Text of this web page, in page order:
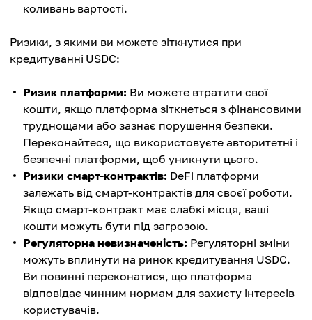
коливань вартості.
Ризики, з якими ви можете зіткнутися при
кредитуванні USDC:
Ризик платформи: Ви можете втратити свої
кошти, якщо платформа зіткнеться з фінансовими
труднощами або зазнає порушення безпеки.
Переконайтеся, що використовуєте авторитетні і
безпечні платформи, щоб уникнути цього.
Ризики смарт-контрактів: DeFi платформи
залежать від смарт-контрактів для своєї роботи.
Якщо смарт-контракт має слабкі місця, ваші
кошти можуть бути під загрозою.
Регуляторна невизначеність: Регуляторні зміни
можуть вплинути на ринок кредитування USDC.
Ви повинні переконатися, що платформа
відповідає чинним нормам для захисту інтересів
користувачів.